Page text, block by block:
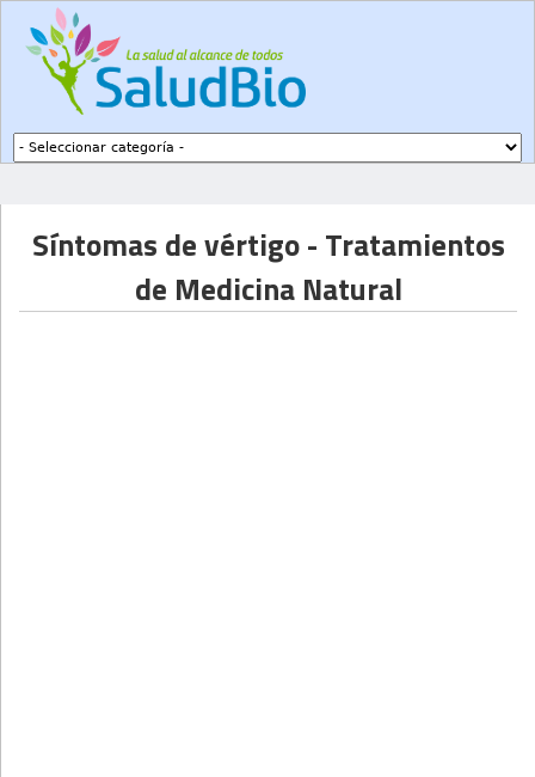
Síntomas de vértigo - Tratamientos
de Medicina Natural